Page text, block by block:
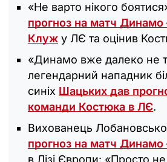
«Не варто нікого
прогноз на матч Динамо
Клуж у ЛЄ та оцінив
«Динамо вже далеко не
легендарний нападник
синіх Шацьких дав
команди Костюка в ЛЄ.
Вихованець
прогноз на матч Динамо
в Лізі Європи: «Просто